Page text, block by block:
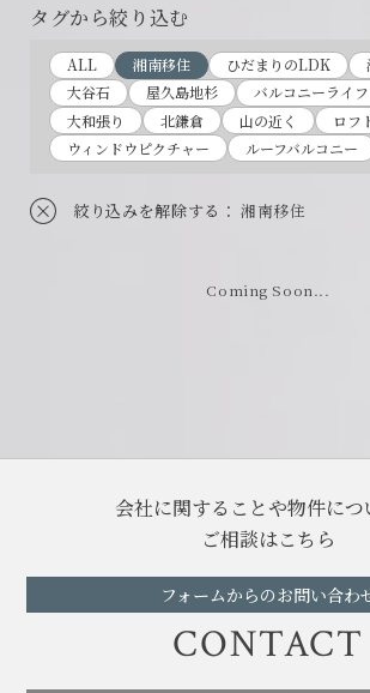
タグから絞り込む
ALL 湘南移住 ひだまりのLDK
大谷石
屋久島地杉
バルコニーライフ
大和張り
北鎌倉 山の近く
ロフ
ウィンドウピクチャー
ルーフバルコニー
絞り込みを解除する ： 湘南移住
Coming Soon...
0466-24-
営業時間9:30~18:30 水曜定休
閉じる
0120-073-386
閉じる
0466-24-
営業時間9:30~18:30 水曜定休
閉じる
会社に関することや物件につ
ご相談はこちら
フォームからのお問い合わ
CONTACT